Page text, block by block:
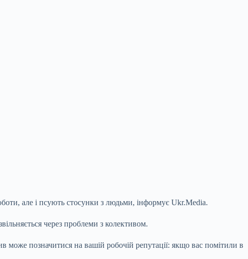
але і псують стосунки з людьми, інформує Ukr.Media.
через проблеми з колективом.
може позначитися на вашій робочій репутації: якщо вас помітили в